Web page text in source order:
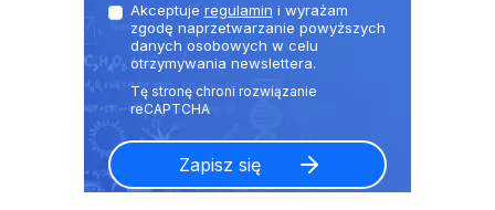
Akceptuje regulamin i wyrażam
zgodę naprzetwarzanie powyższych
danych osobowych w celu
otrzymywania newslettera.